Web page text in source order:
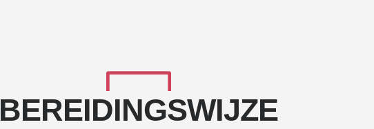
BEREIDINGSWIJZE